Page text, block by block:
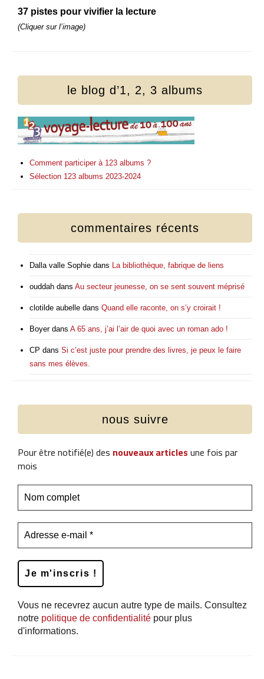
37 pistes pour vivifier la lecture
(Cliquer sur l’image)
le blog d’1, 2, 3 albums
Comment participer à 123 albums ?
Sélection 123 albums 2023-2024
commentaires récents
Dalla valle Sophie dans La bibliothèque, fabrique de liens
ouddah dans Au secteur jeunesse, on se sent souvent méprisé
clotilde aubelle dans Quand elle raconte, on s’y croirait !
Boyerdans A 65 ans, j’ai l’air de quoi avec un roman ado !
CP dans Si c’est juste pour prendre des livres, je peux le faire
sans mes élèves.
nous suivre
Pour être notifié(e) des nouveaux articlesune fois par
mois
Vous ne recevrez aucun autre type de mails. Consultez
notre politique de confidentialité pour plus
d'informations.